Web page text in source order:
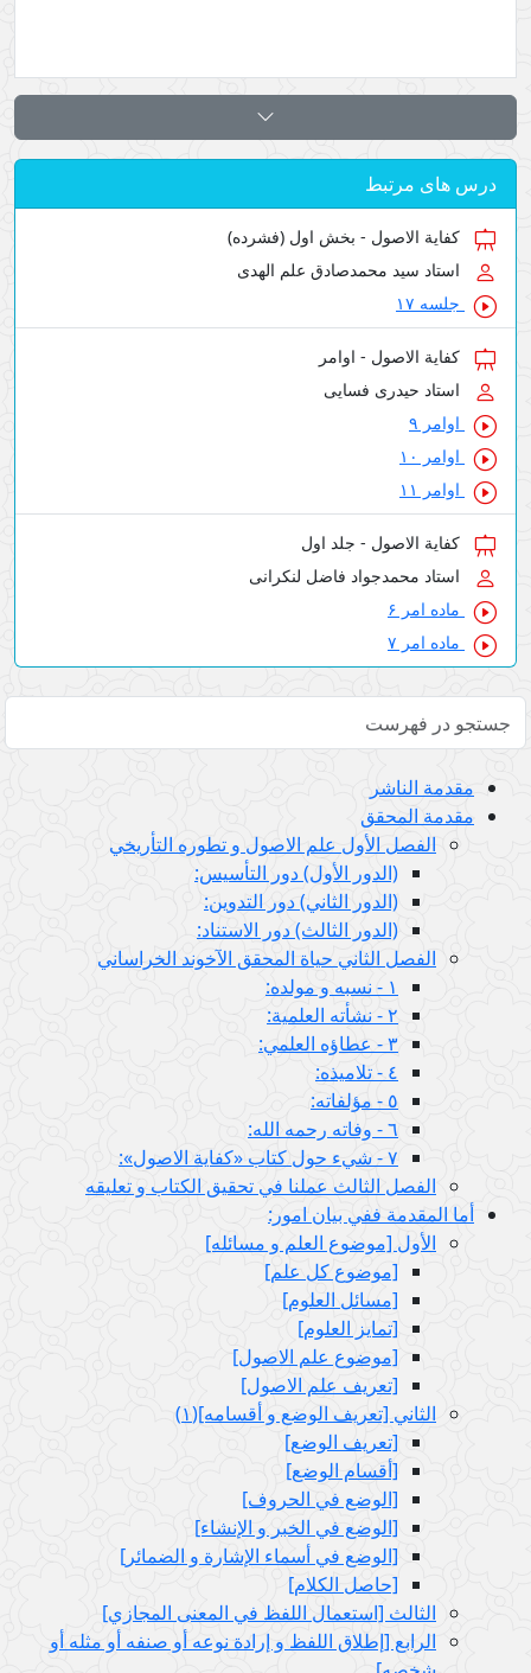
درس های مرتبط
کفایة الاصول - بخش اول (فشرده)
استاد سید محمدصادق علم الهدی
جلسه ۱۷
کفایة الاصول - اوامر
استاد حیدری فسایی
اوامر ۹
اوامر ۱۰
اوامر ۱۱
کفایة الاصول - جلد اول
استاد محمدجواد فاضل لنکرانی
ماده امر ۶
ماده امر ۷
مقدمة الناشر
مقدمة المحقق
الفصل الأول علم الاصول و تطوره التأريخي
(الدور الأول) دور التأسيس:
(الدور الثاني) دور التدوين:
(الدور الثالث) دور الاستناد:
الفصل الثاني حياة المحقق الآخوند الخراساني
١ - نسبه و مولده:
٢ - نشأته العلمية:
٣ - عطاؤه العلمي:
٤ - تلاميذه:
٥ - مؤلفاته:
٦ - وفاته رحمه الله:
٧ - شي‏ء حول كتاب «كفاية الاصول»:
الفصل الثالث عملنا في تحقيق الكتاب و تعليقه
أما المقدمة ففي بيان امور:
الأول‏ [موضوع العلم و مسائله‏]
[موضوع كل علم‏]
[مسائل العلوم‏]
[تمايز العلوم‏]
[موضوع علم الاصول‏]
[تعريف علم الاصول‏]
الثاني‏ [تعريف الوضع و أقسامه‏](١)
[تعريف الوضع‏]
[أقسام الوضع‏]
[الوضع في الحروف‏]
[الوضع في الخبر و الإنشاء]
[الوضع في أسماء الإشارة و الضمائر]
[حاصل الكلام‏]
الثالث‏ [استعمال اللفظ في المعنى المجازي‏]
الرابع‏ [إطلاق اللفظ و إرادة نوعه أو صنفه أو مثله أو